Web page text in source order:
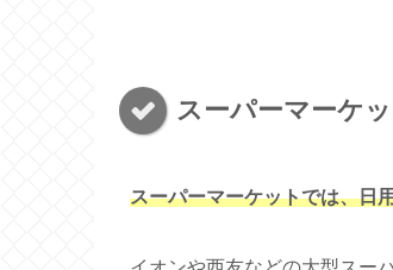
スーパーマーケ
スーパーマーケットでは、日